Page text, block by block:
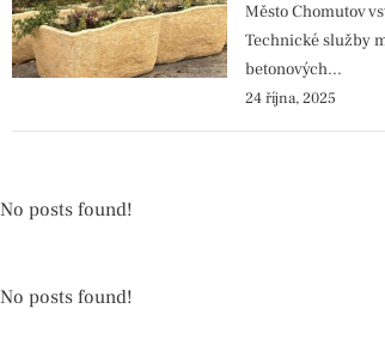
Město Chomutov
Technické služby
betonových...
24 října, 2025
No posts found!
No posts found!